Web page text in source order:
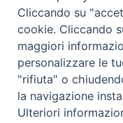
28
3
4 5
10
11 12
17
18 19
24 25
Cliccando su
cookie. Cliccando
maggiori
personalizzare le
"rifiuta" o
la navigazione
Ulteriori